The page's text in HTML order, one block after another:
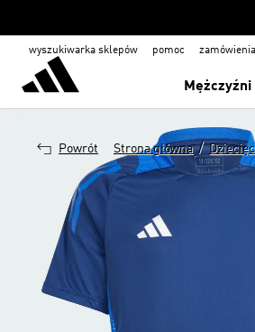
wyszukiwarka sklepów pomoc
Mężczyźni
Powrót Strona główna /